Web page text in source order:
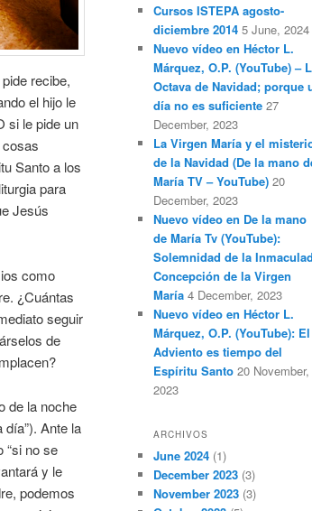
recibe,
el hijo le
si le pide un
Santo a los
para
Jesús
como
¿Cuántas
seguir
de
de la noche
Ante la
“si no se
y le
podemos
Cursos ISTEPA agosto-
diciembre 2014 5 June, 2024
Nuevo vídeo en Héctor L.
Márquez, O.P. (YouTube) –
Octava de Navidad; porque
día no es suficiente 27
December, 2023
La Virgen María y el
de la Navidad (De la mano
María TV – YouTube) 20
December, 2023
Nuevo vídeo en De la mano
de María Tv (YouTube):
Solemnidad de la
Concepción de la Virgen
María 4 December, 2023
Nuevo vídeo en Héctor L.
Márquez, O.P. (YouTube): El
Adviento es tiempo del
Espíritu Santo 20 November,
2023
ARCHIVOS
June 2024 (1)
December 2023 (3)
November 2023 (3)